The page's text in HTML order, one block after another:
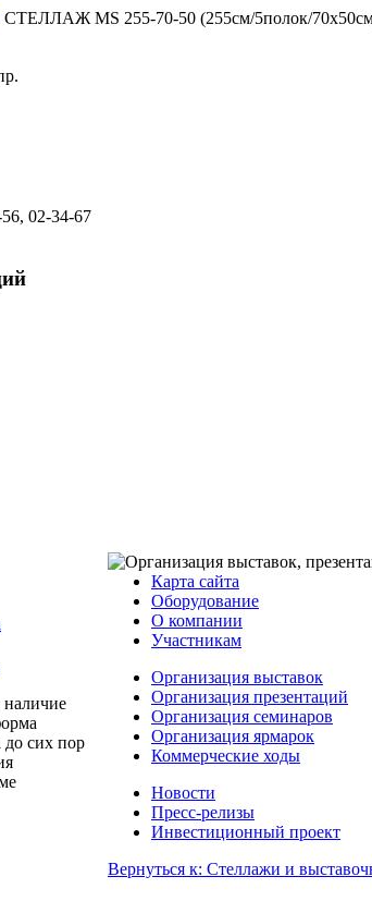
СТЕЛЛАЖ MS 255-70-50 (255см/5полок/
02-34-67
наличие
до сих пор
Карта сайта
Оборудование
О компании
Участникам
Организация выставок
Организация презентаций
Организация семинаров
Организация ярмарок
Коммерческие ходы
Новости
Пресс-релизы
Инвестиционный проект
Вернуться к: Стеллажи и